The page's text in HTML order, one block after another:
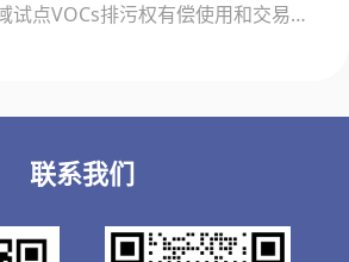
下一篇: 长三角区域试点VOCs排污权有偿使用和交易，上海有新动作！
联系我们